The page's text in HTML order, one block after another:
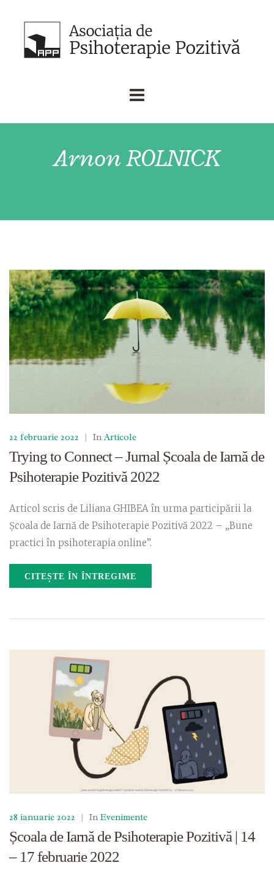
Arnon ROLNICK
22 februarie 2022 | In Articole
Trying to Connect – Jurnal Școala de Iarnă de
Psihoterapie Pozitivă 2022
Articol scris de Liliana GHIBEA în urma participării la
Școala de Iarnă de Psihoterapie Pozitivă 2022 – „Bune
practici în psihoterapia online”.
CITEȘTE ÎN ÎNTREGIME
28 ianuarie 2022 | In Evenimente
Școala de Iarnă de Psihoterapie Pozitivă | 14
– 17 februarie 2022